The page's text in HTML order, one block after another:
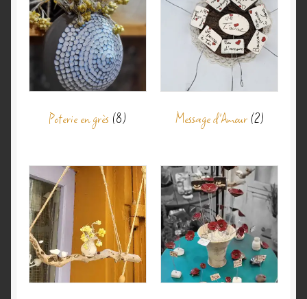
Poterie en grès (8) Message d'Amour(2)